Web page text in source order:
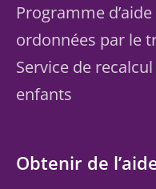
Programme
ordonnées par le
Service de
enfants
Obtenir de